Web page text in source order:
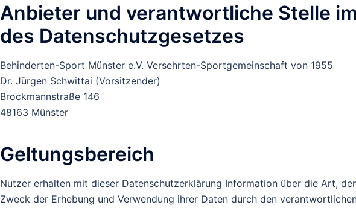
Anbieter und verantwortliche Stelle
des Datenschutzgesetzes
Behinderten-Sport Münster e.V. Versehrten-Sportgemeinschaft von 1955
Dr. Jürgen Schwittai (Vorsitzender)
Brockmannstraße 146
48163 Münster
Geltungsbereich
Nutzer erhalten mit dieser Datenschutzerklärung Information über die Art,
Zweck der Erhebung und Verwendung ihrer Daten durch den